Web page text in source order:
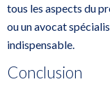
tous les aspects du
ou un avocat
indispensable.
Conclusion